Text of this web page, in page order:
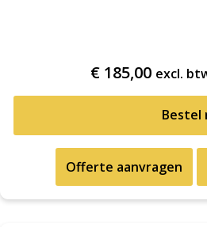
€ 185,00 excl.
Bestel
Offerte aanvragen